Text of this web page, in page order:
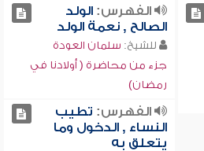
الفهرس:الولد
الصالح , نعمة الولد
للشيخ: سلمان العودة
جزء من محاضرة ( أولادنا في
رمضان)
الفهرس: تطيب
النساء , الدخول وما
يتعلق به